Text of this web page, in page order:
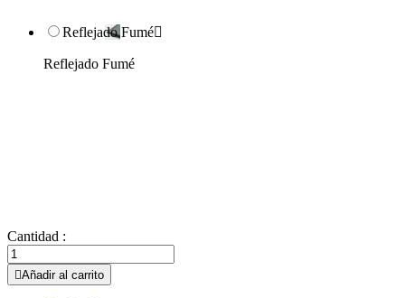
Reflejado Fumé
Reflejado Fumé
Cantidad :
Añadir al carrito